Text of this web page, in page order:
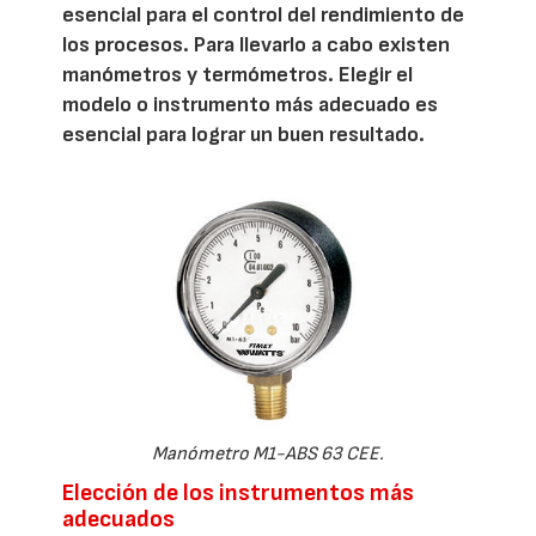
esencial para el control del rendimiento de
los procesos. Para llevarlo a cabo existen
manómetros y termómetros. Elegir el
modelo o instrumento más adecuado es
esencial para lograr un buen resultado.
Manómetro M1-ABS 63 CEE.
Elección de los instrumentos más
adecuados